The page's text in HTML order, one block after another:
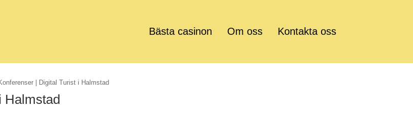
Bästa casinon Om oss Kontakta oss
| Digital Turist i Halmstad
Halmstad